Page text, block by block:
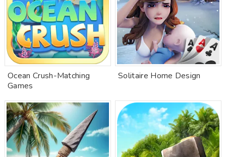
Ocean Crush-Matching
Games
Solitaire Home Design